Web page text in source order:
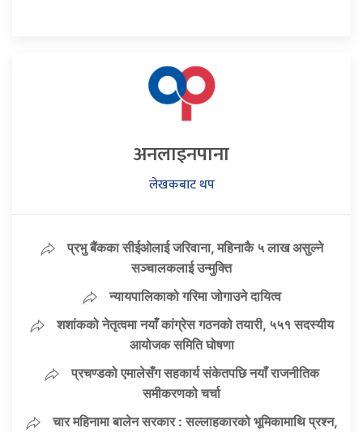
अनलाइनपाना
लेखकबाट थप
प्रभु बैंकका सीईओलाई जरिवाना, महिनाकै ५ लाख असुल्ने
सञ्चालकलाई उन्मुक्ति
न्यायपालिकाको गरिमा जोगाउने दायित्व
शशांकको नेतृत्वमा नयाँ कांग्रेस गठनको तयारी, ५५१ सदस्यीय
आयोजक समिति घोषणा
प्रचण्डको एमालेसँग सहकार्य संकेतपछि नयाँ राजनीतिक
समीकरणको चर्चा
चार महिनामा बालेन सरकार : सल्लाहकारको भूमिकामाथि प्रश्न,